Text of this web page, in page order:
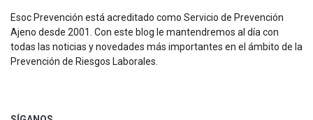
Esoc Prevención está acreditado como Servicio de Prevención
Ajeno desde 2001. Con este blog le mantendremos al día con
todas las noticias y novedades más importantes en el ámbito de la
Prevención de Riesgos Laborales.